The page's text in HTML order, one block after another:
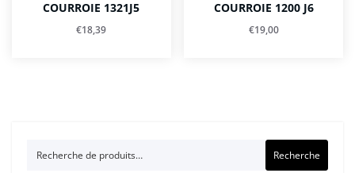
COURROIE 1321J5
€18,39
COURROIE 1200 J6
€19,00
Recherche